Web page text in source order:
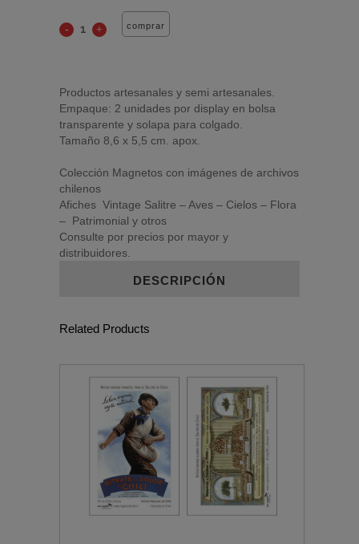
comprar
Productos artesanales y semi artesanales.
Empaque: 2 unidades por display en bolsa
transparente y solapa para colgado.
Tamaño 8,6 x 5,5 cm. apox.
Colección Magnetos con imágenes de archivos
chilenos
Afiches Vintage Salitre – Aves – Cielos – Flora
– Patrimonial y otros
Consulte por precios por mayor y
distribuidores.
DESCRIPCIÓN
Related Products